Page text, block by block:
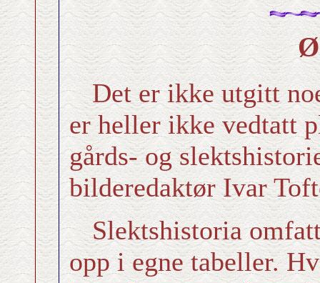
Det er ikke utgitt
er heller ikke vedtatt
gårds- og
bilderedaktør Ivar
Slektshistoria
opp i egne tabeller.